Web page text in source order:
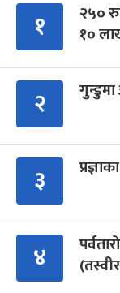
१
२५०
१०
२
३
४